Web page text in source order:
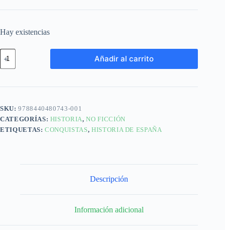
Hay existencias
Añadir al carrito
SKU:9788440480743-001
CATEGORÍAS: HISTORIA,NO FICCIÓN
ETIQUETAS:CONQUISTAS, HISTORIA DE ESPAÑA
Descripción
Información adicional